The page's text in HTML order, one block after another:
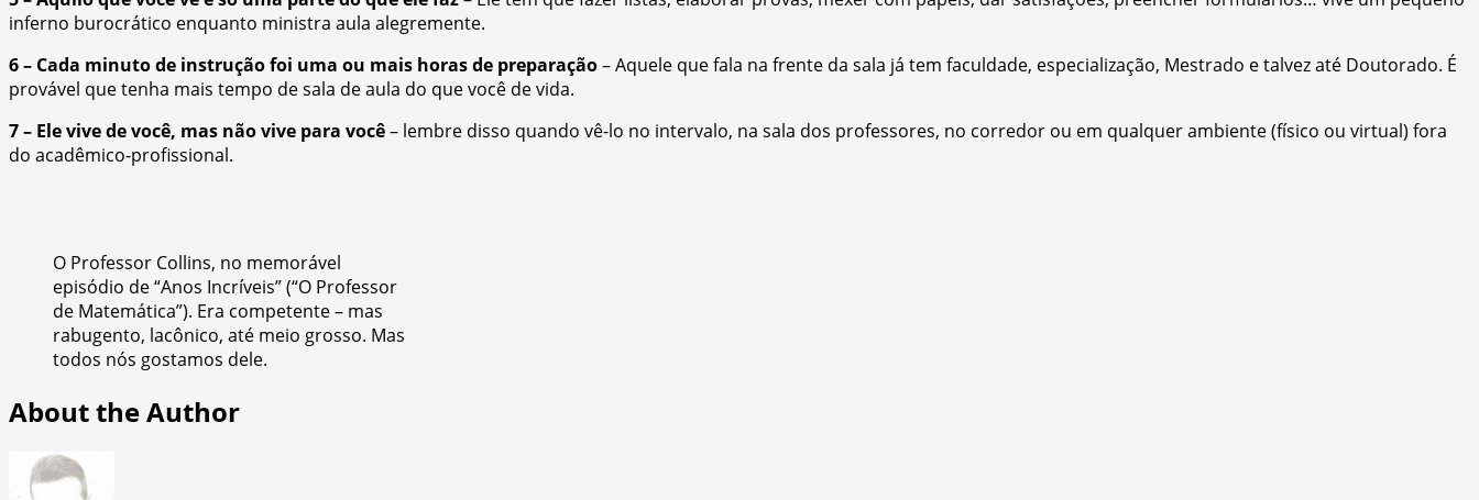
inferno burocrático enquanto ministra aula alegremente.
6 – Cada minuto de instrução foi uma ou mais horas de preparação– Aquele que fala na frente da sala já tem faculdade, especialização, Mestrado e talvez até Doutorado. É
provável que tenha mais tempo de sala de aula do que você de vida.
7 – Ele vive de você, mas não vive para você– lembre disso quando vê-lo no intervalo, na sala dos professores, no corredor ou em qualquer ambiente (físico ou virtual) fora
do acadêmico-profissional.
O Professor Collins, no memorável
episódio de “Anos Incríveis” (“O Professor
de Matemática”). Era competente – mas
rabugento, lacônico, até meio grosso. Mas
todos nós gostamos dele.
About the Author